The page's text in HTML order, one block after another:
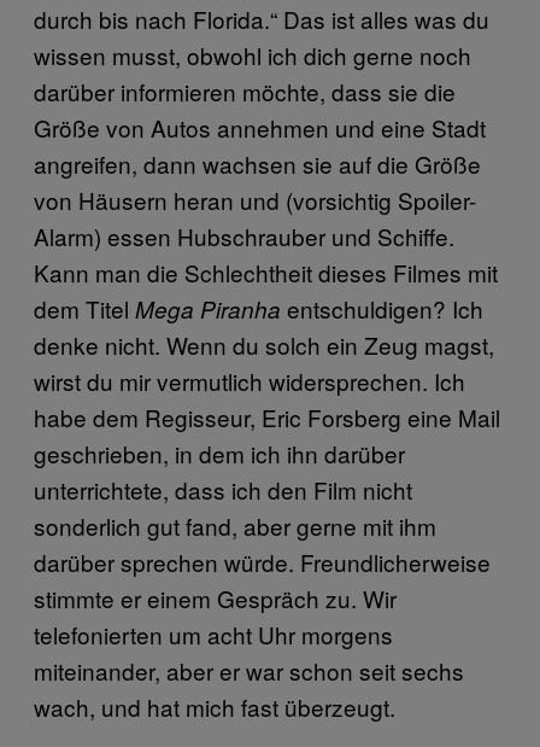
durch bis nach Florida.“ Das ist alles was du
wissen musst, obwohl ich dich gerne noch
darüber informieren möchte, dass sie die
Größe von Autos annehmen und eine Stadt
angreifen, dann wachsen sie auf die Größe
von Häusern heran und (vorsichtig Spoiler-
Alarm) essen Hubschrauber und Schiffe.
Kann man die Schlechtheit dieses Filmes mit
dem Titel Mega Piranha entschuldigen? Ich
denke nicht. Wenn du solch ein Zeug magst,
wirst du mir vermutlich widersprechen. Ich
habe dem Regisseur, Eric Forsberg eine Mail
geschrieben, in dem ich ihn darüber
unterrichtete, dass ich den Film nicht
sonderlich gut fand, aber gerne mit ihm
darüber sprechen würde. Freundlicherweise
stimmte er einem Gespräch zu. Wir
telefonierten um acht Uhr morgens
miteinander, aber er war schon seit sechs
wach, und hat mich fast überzeugt.